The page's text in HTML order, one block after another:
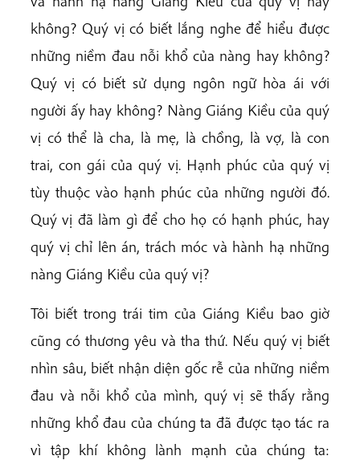
không? Quý vị có biết lắng nghe để hiểu được
những niềm đau nỗi khổ của nàng hay không?
Quý vị có biết sử dụng ngôn ngữ hòa ái với
người ấy hay không? Nàng Giáng Kiều của quý
vị có thể là cha, là mẹ, là chồng, là vợ, là con
trai, con gái của quý vị. Hạnh phúc của quý vị
tùy thuộc vào hạnh phúc của những người đó.
Quý vị đã làm gì để cho họ có hạnh phúc, hay
quý vị chỉ lên án, trách móc và hành hạ những
nàng Giáng Kiều của quý vị?
Tôi biết trong trái tim của Giáng Kiều bao giờ
cũng có thương yêu và tha thứ. Nếu quý vị biết
nhìn sâu, biết nhận diện gốc rễ của những niềm
đau và nỗi khổ của mình, quý vị sẽ thấy rằng
những khổ đau của chúng ta đã được tạo tác ra
vì tập khí không lành mạnh của chúng ta: